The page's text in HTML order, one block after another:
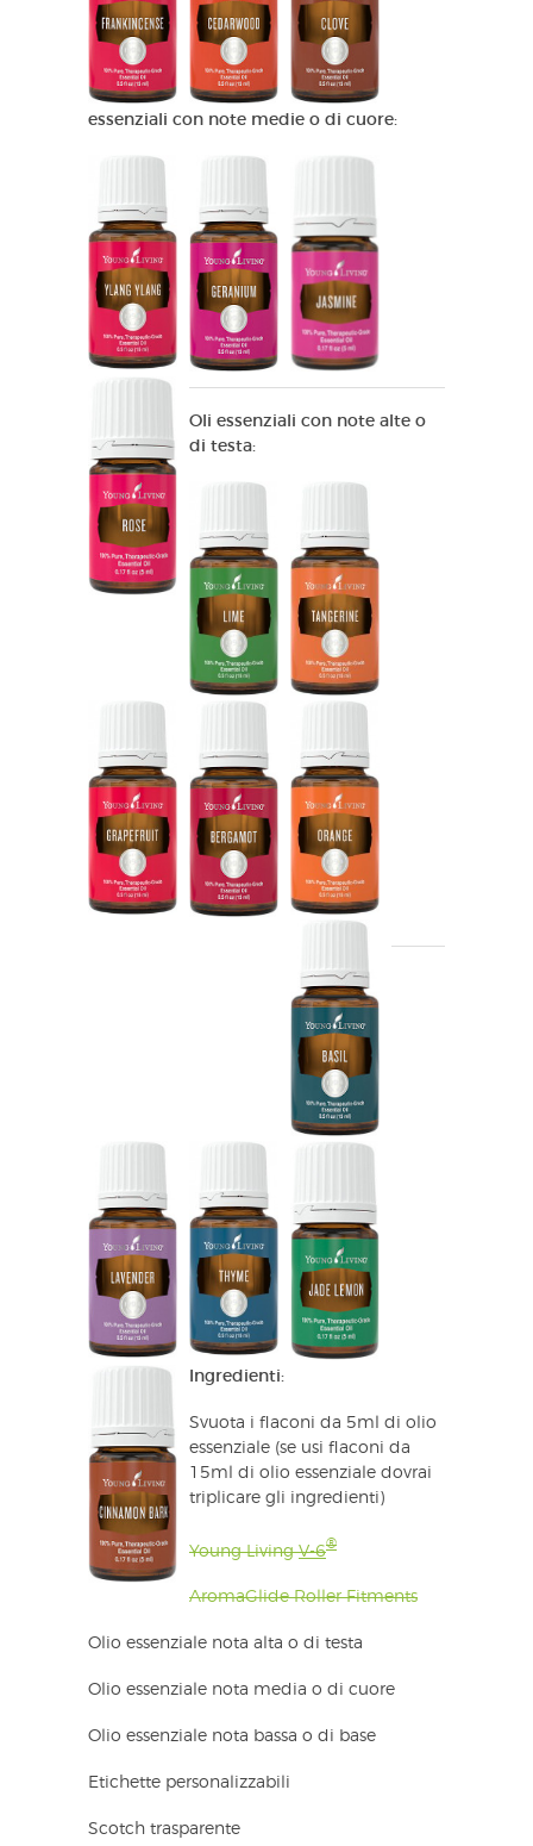
essenziali con note medie o di cuore:
Oli essenziali con note alte o
di testa:
Ingredienti:
Svuota i flaconi da 5ml di olio
essenziale (se usi flaconi da
15ml di olio essenziale dovrai
triplicare gli ingredienti)
Young LivingV-6®
AromaGlide Roller Fitments
Olio essenziale nota alta o di testa
Olio essenziale nota media o di cuore
Olio essenziale nota bassa o di base
Etichette personalizzabili
Scotch trasparente